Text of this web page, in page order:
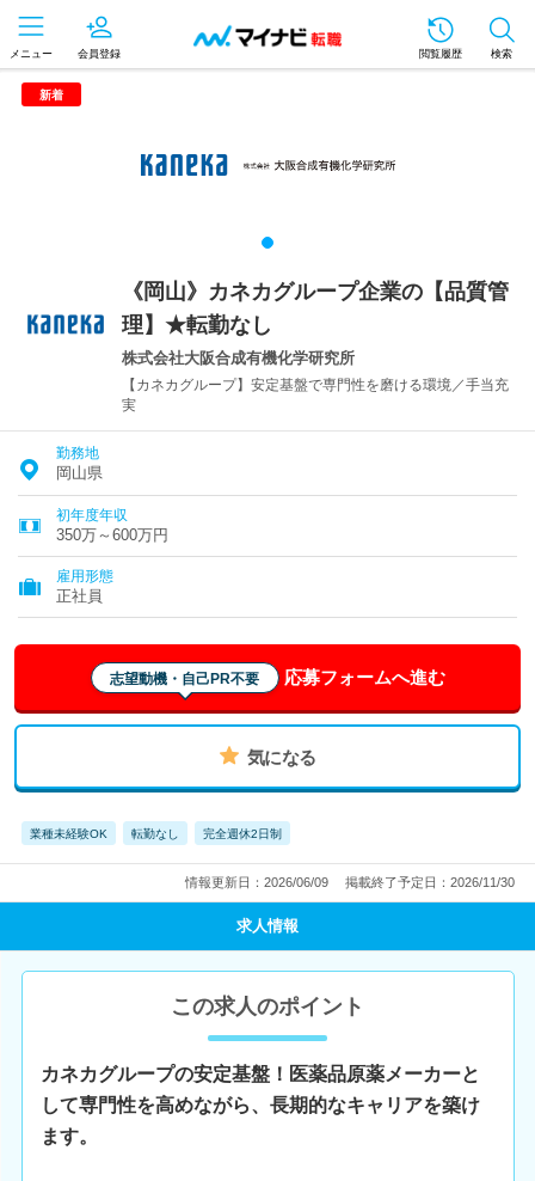
メニュー 会員登録 閲覧履歴 検索
新着
《岡山》カネカグループ企業の【品質管
理】★転勤なし
株式会社大阪合成有機化学研究所
【カネカグループ】安定基盤で専門性を磨ける環境／手当充
実
勤務地
岡山県
初年度年収
350万～600万円
雇用形態
正社員
志望動機・自己PR不要 応募フォームへ進む
気になる
業種未経験OK 転勤なし 完全週休2日制
情報更新日：2026/06/09 掲載終了予定日：2026/11/30
求人情報
この求人のポイント
カネカグループの安定基盤！医薬品原薬メーカーと
して専門性を高めながら、長期的なキャリアを築け
ます。